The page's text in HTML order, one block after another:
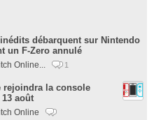
débarquent sur Nintendo
un F-Zero annulé
Online... 1
rejoindra la console
août
Online